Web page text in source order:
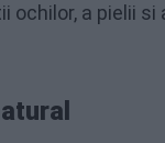
ochilor, a pielii si